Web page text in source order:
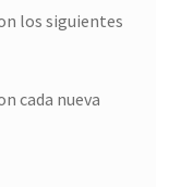
los siguientes
cada nueva